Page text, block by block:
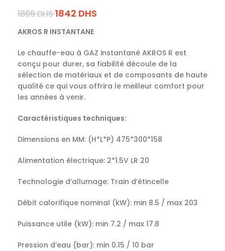
1899DHS 1842 DHS
AKROS R INSTANTANE
Le chauffe-eau à GAZ instantané AKROS R est
conçu pour durer, sa fiabilité découle de la
sélection de matériaux et de composants de haute
qualité ce qui vous offrira le meilleur comfort pour
les années à venir.
Caractéristiques techniques:
Dimensions en MM: (H*L*P) 475*300*158
Alimentation électrique: 2*1.5V LR 20
Technologie d’allumage: Train d’étincelle
Débit calorifique nominal (kW): min 8.5 / max 203
Puissance utile (kW): min 7.2 / max 17.8
Pression d’eau (bar): min 0.15 / 10 bar